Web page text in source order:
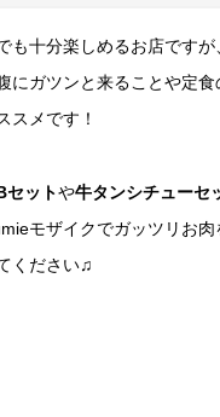
も十分楽しめるお店です
にガツンと来ることや定
スメです！
セットや牛タンシチューセ
モザイクでガッツリお
ください♫